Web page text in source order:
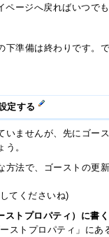
ページへ戻ればいつで
下準備は終わりです。
定する
いませんが、先にゴー
。
方法で、ゴーストの更
てくださいね)
トプロパティ）に書く
ストプロパティ」にあ